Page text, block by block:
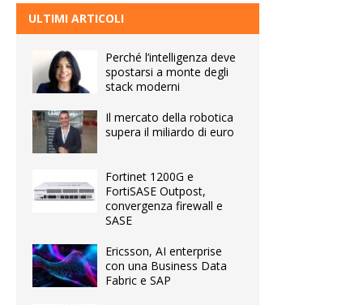
ULTIMI ARTICOLI
Perché l’intelligenza deve
spostarsi a monte degli
stack moderni
Il mercato della robotica
supera il miliardo di euro
Fortinet 1200G e
FortiSASE Outpost,
convergenza firewall e
SASE
Ericsson, AI enterprise
con una Business Data
Fabric e SAP